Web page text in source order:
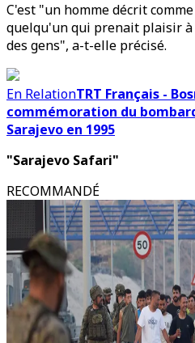
C'est "un homme décrit
quelqu'un qui prenait plaisir
des gens", a-t-elle précisé.
En RelationTRT Français -
commémoration du
Sarajevo en 1995
"Sarajevo Safari"
RECOMMANDÉ